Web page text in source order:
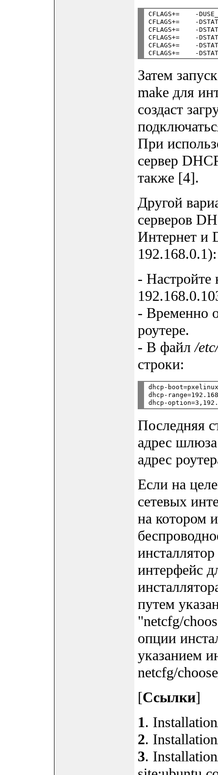
CFLAGS+=    -
CFLAGS+=    -
CFLAGS+=    -
CFLAGS+=    -
CFLAGS+=    -
Затем
make для
создаст
При
сервер
также [4].
Другой
серверов
Интернет и
192.168.0.1):
- Настройте
- Временно
роутере.
- В файл/
строки:
dhcp-
dhcp-
Последняя
адрес
адрес
Если на
сетевых
на котором
интерфейс
путем
"netcfg/
опции
указанием
netcfg/
[Ссылки]
1.
2.
3.